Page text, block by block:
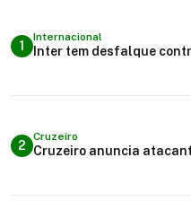
1
Internacional
Inter tem desfalque
2
Cruzeiro
Cruzeiro anuncia